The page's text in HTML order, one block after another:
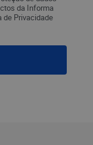
da Informa
de Privacidade